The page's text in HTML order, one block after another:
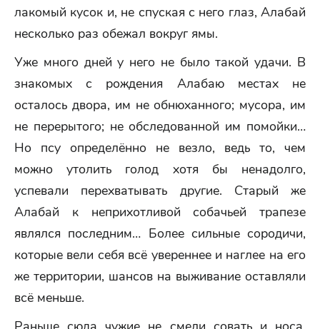
лакомый кусок и, не спуская с него глаз, Алабай
несколько раз обежал вокруг ямы.
Уже много дней у него не было такой удачи. В
знакомых с рождения Алабаю местах не
осталось двора, им не обнюханного; мусора, им
не перерытого; не обследованной им помойки…
Но псу определённо не везло, ведь то, чем
можно утолить голод хотя бы ненадолго,
успевали перехватывать другие. Старый же
Алабай к неприхотливой собачьей трапезе
являлся последним… Более сильные сородичи,
которые вели себя всё увереннее и наглее на его
же территории, шансов на выживание оставляли
всё меньше.